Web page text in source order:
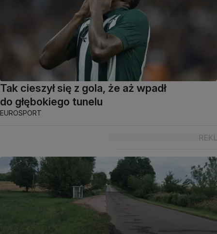
Tak cieszył się z gola, że aż wpadł
do głębokiego tunelu
EUROSPORT